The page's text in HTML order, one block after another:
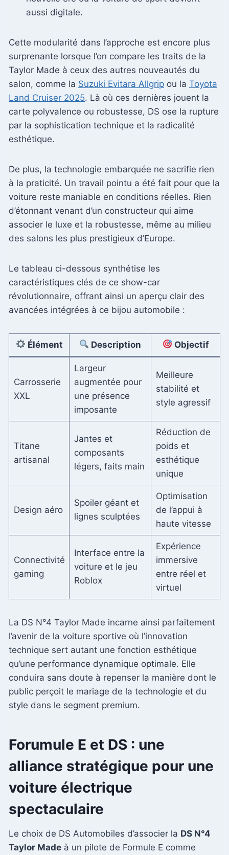
aussi digitale.
Cette modularité dans l’approche est encore plus
surprenante lorsque l’on compare les traits de la
Taylor Made à ceux des autres nouveautés du
salon, comme la Suzuki Evitara Allgrip ou la Toyota
Land Cruiser 2025. Là où ces dernières jouent la
carte polyvalence ou robustesse, DS ose la rupture
par la sophistication technique et la radicalité
esthétique.
De plus, la technologie embarquée ne sacrifie rien
à la praticité. Un travail pointu a été fait pour que la
voiture reste maniable en conditions réelles. Rien
d’étonnant venant d’un constructeur qui aime
associer le luxe et la robustesse, même au milieu
des salons les plus prestigieux d’Europe.
Le tableau ci-dessous synthétise les
caractéristiques clés de ce show-car
révolutionnaire, offrant ainsi un aperçu clair des
avancées intégrées à ce bijou automobile :
Élément Description Objectif
Carrosserie
XXL
Largeur
augmentée pour
une présence
imposante
Meilleure
stabilité et
style agressif
Titane
artisanal
Jantes et
composants
légers, faits main
Réduction de
poids et
esthétique
unique
Design aéro
Spoiler géant et
lignes sculptées
Optimisation
de l’appui à
haute vitesse
Connectivité
gaming
Interface entre la
voiture et le jeu
Roblox
Expérience
immersive
entre réel et
virtuel
La DS N°4 Taylor Made incarne ainsi parfaitement
l’avenir de la voiture sportive où l’innovation
technique sert autant une fonction esthétique
qu’une performance dynamique optimale. Elle
conduira sans doute à repenser la manière dont le
public perçoit le mariage de la technologie et du
style dans le segment premium.
Forumule E et DS : une
alliance stratégique pour une
voiture électrique
spectaculaire
Le choix de DS Automobiles d’associer la DS N°4
Taylor Made à un pilote de Formule E comme